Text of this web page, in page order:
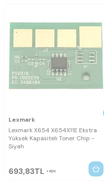
Lexmark
Lexmark X654 X654X11E Ekstra
Yüksek Kapasiteli Toner Chip -
Siyah
693,83TL KDV